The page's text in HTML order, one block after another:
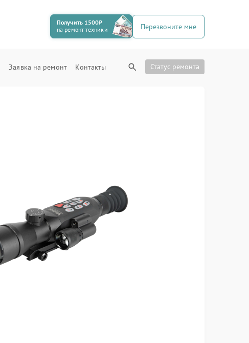
Получить 1500₽
на ремонт техники
Перезвоните мне
Заявка на ремонт Контакты Статус ремонта